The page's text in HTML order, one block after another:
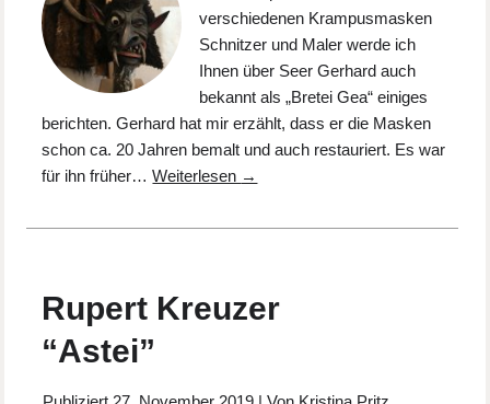
verschiedenen Krampusmasken
Schnitzer und Maler werde ich
Ihnen über Seer Gerhard auch
bekannt als „Bretei Gea“ einiges
berichten. Gerhard hat mir erzählt, dass er die Masken
schon ca. 20 Jahren bemalt und auch restauriert. Es war
für ihn früher…Weiterlesen →
Rupert Kreuzer
“Astei”